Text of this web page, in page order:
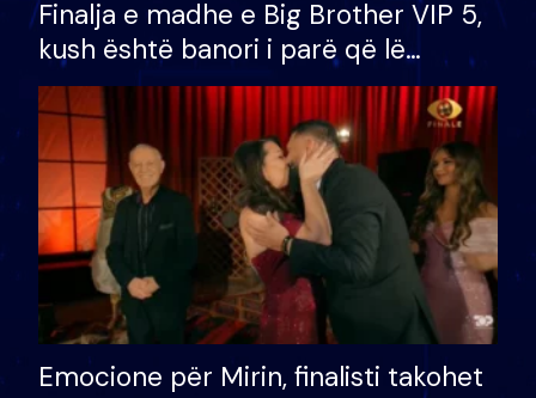
Finalja e madhe e Big Brother VIP 5,
kush është banori i parë që lë
shtëpinë dhe humb mundësinë për
të fituar çmimin e madh
Emocione për Mirin, finalisti takohet